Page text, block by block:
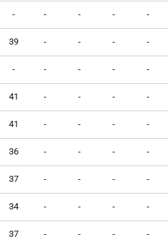
- - - - -
39 - - - -
- - - - -
41 - - - -
41 - - - -
36 - - - -
37 - - - -
34 - - - -
37 - - - -